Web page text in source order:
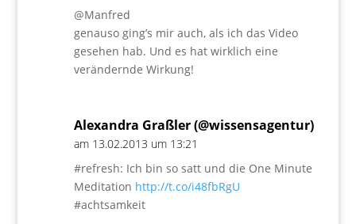
@Manfred
genauso ging’s mir auch, als ich das Video
gesehen hab. Und es hat wirklich eine
verändernde Wirkung!
Alexandra Graßler (@wissensagentur)
am 13.02.2013 um 13:21
#refresh: Ich bin so satt und die One Minute
Meditation http://t.co/i48fbRgU
#achtsamkeit